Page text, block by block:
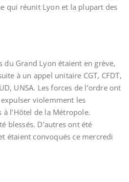
qui réunit Lyon et la plupart des
du Grand Lyon étaient en grève,
à un appel unitaire CGT, CFDT,
UNSA. Les forces de l’ordre ont
violemment les
l’Hôtel de la Métropole.
blessés. D’autres ont été
étaient convoqués ce mercredi